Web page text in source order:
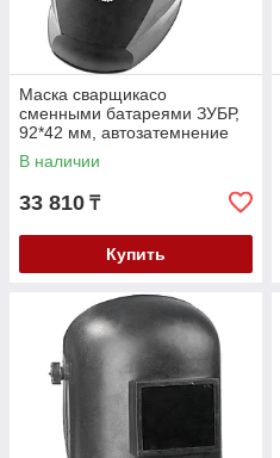
Маска сварщикасо
сменными батареями ЗУБР,
92*42 мм, автозатемнение
(11070)
В наличии
33 810 ₸
Купить